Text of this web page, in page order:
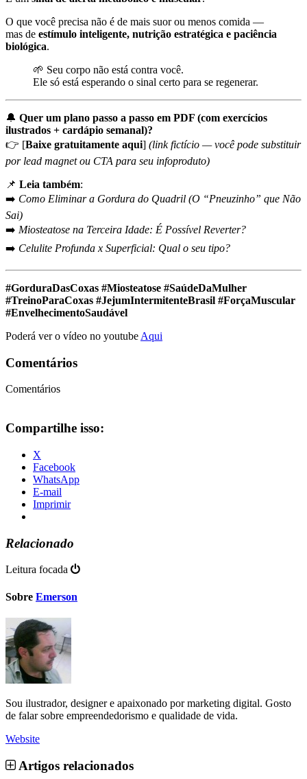
O que você precisa não é de mais suor ou menos comida —
mas de estímulo inteligente, nutrição estratégica e paciência
biológica.
🌱 Seu corpo não está contra você.
Ele só está esperando o sinal certo para se regenerar.
🔔 Quer um plano passo a passo em PDF (com exercícios
ilustrados + cardápio semanal)?
👉 [Baixe gratuitamente aqui] (link fictício — você pode substituir
por lead magnet ou CTA para seu infoproduto)
📌 Leia também:
➡️ Como Eliminar a Gordura do Quadril (O “Pneuzinho” que Não
Sai)
➡️ Miosteatose na Terceira Idade: É Possível Reverter?
➡️ Celulite Profunda x Superficial: Qual o seu tipo?
#GorduraDasCoxas #Miosteatose #SaúdeDaMulher
#TreinoParaCoxas #JejumIntermitenteBrasil #ForçaMuscular
#EnvelhecimentoSaudável
Poderá ver o vídeo no youtube Aqui
Comentários
Comentários
Compartilhe isso:
X
Facebook
WhatsApp
E-mail
Imprimir
Relacionado
Leitura focada
Sobre Emerson
Sou ilustrador, designer e apaixonado por marketing digital. Gosto
de falar sobre empreendedorismo e qualidade de vida.
Website
Artigos relacionados